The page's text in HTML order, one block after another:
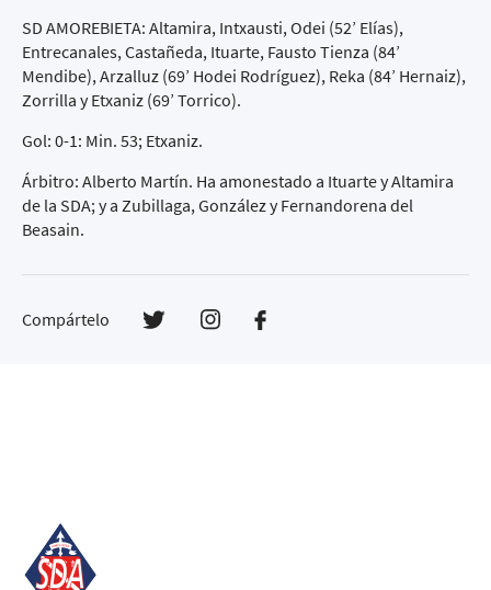
SD AMOREBIETA: Altamira, Intxausti, Odei (52’ Elías),
Entrecanales, Castañeda, Ituarte, Fausto Tienza (84’
Mendibe), Arzalluz (69’ Hodei Rodríguez), Reka (84’ Hernaiz),
Zorrilla y Etxaniz (69’ Torrico).
Gol: 0-1: Min. 53; Etxaniz.
Árbitro: Alberto Martín. Ha amonestado a Ituarte y Altamira
de la SDA; y a Zubillaga, González y Fernandorena del
Beasain.
Compártelo